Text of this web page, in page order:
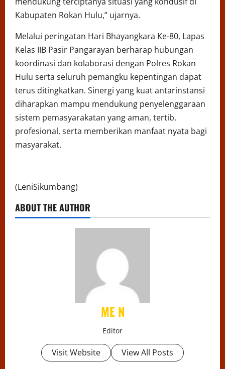
Kabupaten Rokan Hulu,” ujarnya.
Melalui peringatan Hari Bhayangkara Ke-80, Lapas
Kelas IIB Pasir Pangarayan berharap hubungan
koordinasi dan kolaborasi dengan Polres Rokan
Hulu serta seluruh pemangku kepentingan dapat
terus ditingkatkan. Sinergi yang kuat antarinstansi
diharapkan mampu mendukung penyelenggaraan
sistem pemasyarakatan yang aman, tertib,
profesional, serta memberikan manfaat nyata bagi
masyarakat.
(LeniSikumbang)
ABOUT THE AUTHOR
ME N
Editor
Visit Website View All Posts